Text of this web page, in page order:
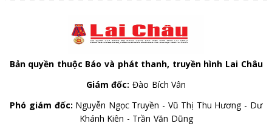
Bản quyền thuộc Báo và phát thanh, truyền hình Lai Châu
Giám đốc: Đào Bích Vân
Phó giám đốc: Nguyễn Ngọc Truyền - Vũ Thị Thu Hương - Dư
Khánh Kiên - Trần Văn Dũng